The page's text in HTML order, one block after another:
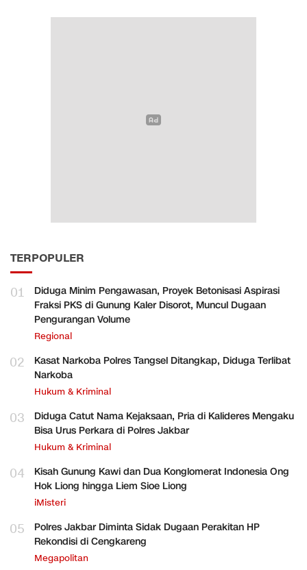
TERPOPULER
01
Diduga Minim Pengawasan, Proyek Betonisasi Aspirasi
Fraksi PKS di Gunung Kaler Disorot, Muncul Dugaan
Pengurangan Volume
Regional
02
Kasat Narkoba Polres Tangsel Ditangkap, Diduga Terlibat
Narkoba
Hukum & Kriminal
03
Diduga Catut Nama Kejaksaan, Pria di Kalideres Mengaku
Bisa Urus Perkara di Polres Jakbar
Hukum & Kriminal
04
Kisah Gunung Kawi dan Dua Konglomerat Indonesia Ong
Hok Liong hingga Liem Sioe Liong
iMisteri
05
Polres Jakbar Diminta Sidak Dugaan Perakitan HP
Rekondisi di Cengkareng
Megapolitan